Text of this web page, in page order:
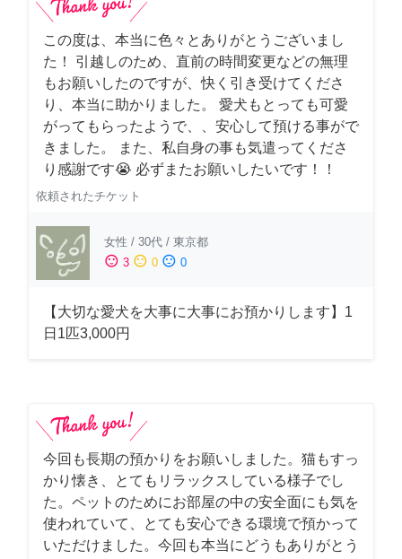
この度は、本当に色々とありがとうございまし
た！ 引越しのため、直前の時間変更などの無理
もお願いしたのですが、快く引き受けてくださ
り、本当に助かりました。 愛犬もとっても可愛
がってもらったようで、、安心して預ける事がで
きました。 また、私自身の事も気遣ってくださ
り感謝です😭 必ずまたお願いしたいです！！
依頼されたチケット
女性 / 30代 / 東京都
sentiment_satisfied 3 sentiment_neutral 0 sentiment_dissatisfied 0
【大切な愛犬を大事に大事にお預かりします】1
日1匹3,000円
今回も長期の預かりをお願いしました。猫もすっ
かり懐き、とてもリラックスしている様子でし
た。ペットのためにお部屋の中の安全面にも気を
使われていて、とても安心できる環境で預かって
いただけました。今回も本当にどうもありがとう